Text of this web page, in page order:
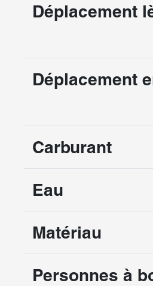
Déplacement
Déplacement
Carburant
Eau
Matériau
Personnes à